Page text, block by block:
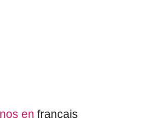
en français